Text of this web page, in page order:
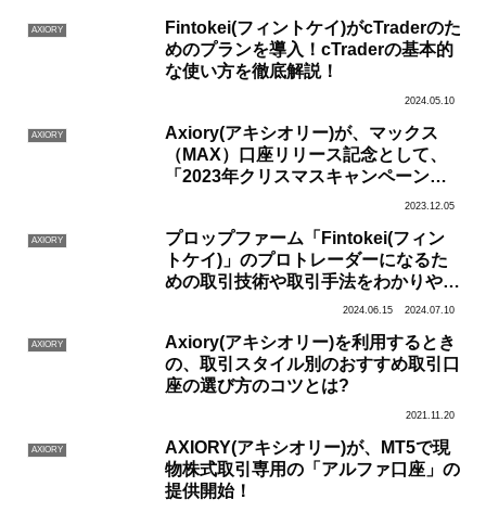
AXIORY
Fintokei(フィントケイ)がcTraderのた
めのプランを導入！cTraderの基本的
な使い方を徹底解説！
2024.05.10
AXIORY
Axiory(アキシオリー)が、マックス
（MAX）口座リリース記念として、
「2023年クリスマスキャンペーン」
2023.12.05
AXIORY
プロップファーム「Fintokei(フィン
トケイ)」のプロトレーダーになるた
めの取引技術や取引手法をわかりやす
2024.06.15 2024.07.10
AXIORY
Axiory(アキシオリー)を利用するとき
の、取引スタイル別のおすすめ取引口
座の選び方のコツとは?
2021.11.20
AXIORY
AXIORY(アキシオリー)が、MT5で現
物株式取引専用の「アルファ口座」の
提供開始！